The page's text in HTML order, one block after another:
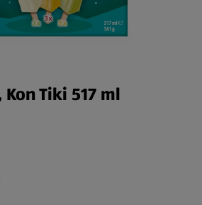
Tiki 517 ml